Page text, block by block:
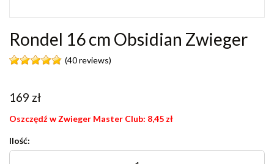
Rondel 16 cm Obsidian Zwieger
(40 reviews)
169 zł
Oszczędź w Zwieger Master Club: 8,45 zł
Ilość: